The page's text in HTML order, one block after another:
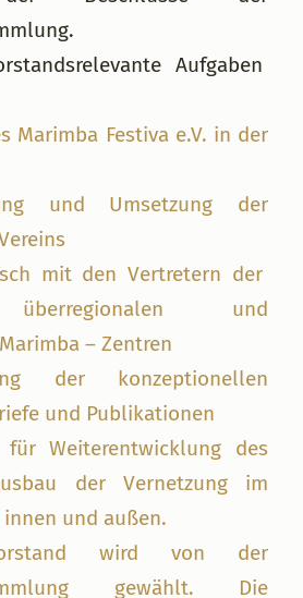
Aufgaben
Marimba Festiva e.V. in der
und Umsetzung der
mit den Vertretern der
überregionalen und
– Zentren
der konzeptionellen
und Publikationen
für Weiterentwicklung des
der Vernetzung im
und außen.
wird von der
gewählt. Die